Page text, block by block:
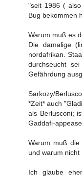
"seit 1986 (
Bug bekommen
Warum muß es
Die damalige
nordafrikan.
durchseucht
Gefährdung
Sarkozy/
*Zeit* auch
als Berlusconi;
Gaddafi-
Warum muß die
und warum nicht
Ich glaube